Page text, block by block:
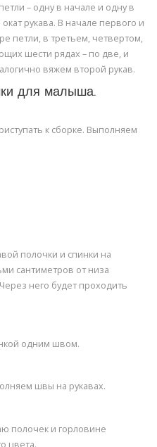
– одну в начале и одну в
рукава. В начале первого и
петли, в третьем, четвертом,
шести рядах – по две, и
вяжем второй рукав.
для малыша.
к сборке. Выполняем
полочки и спинки на
сантиметров от низа
него будет проходить
одним швом.
швы на рукавах.
полочек и горловине
цвета.